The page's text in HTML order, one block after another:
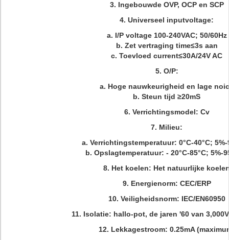
3. Ingebouwde OVP, OCP en SCP
4. Universeel inputvoltage:
a. I/P voltage 100-240VAC; 50/60Hz
b. Zet vertraging time≤3s aan
c. Toevloed current≤30A/24V AC
5. O/P:
a. Hoge nauwkeurigheid en lage
b. Steun tijd ≥20mS
6. Verrichtingsmodel: Cv
7. Milieu:
a. Verrichtingstemperatuur: 0°C-40°C; 5%-
b. Opslagtemperatuur: - 20°C-85°C; 5%-
8. Het koelen: Het natuurlijke
9. Energienorm: CEC/ERP
10. Veiligheidsnorm: IEC/EN60950
11. Isolatie: hallo-pot, de jaren '60 van 3,000V
12. Lekkagestroom: 0.25mA